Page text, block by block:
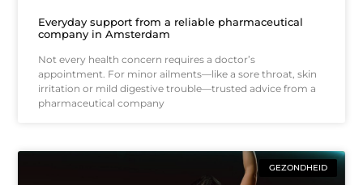
Everyday support from a reliable pharmaceutical
company in Amsterdam
Not every health concern requires a doctor’s
appointment. For minor ailments—like a sore throat, skin
irritation or mild digestive trouble—trusted advice from a
pharmaceutical company
GEZONDHEID